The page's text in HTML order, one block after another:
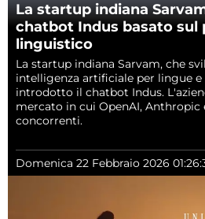
La startup indiana
chatbot Indus basato sul
linguistico
La startup indiana Sarvam, che
intelligenza artificiale per lingue
introdotto il chatbot Indus.
mercato in cui OpenAI, Anthropic
concorrenti.
Domenica 22 Febbraio 2026